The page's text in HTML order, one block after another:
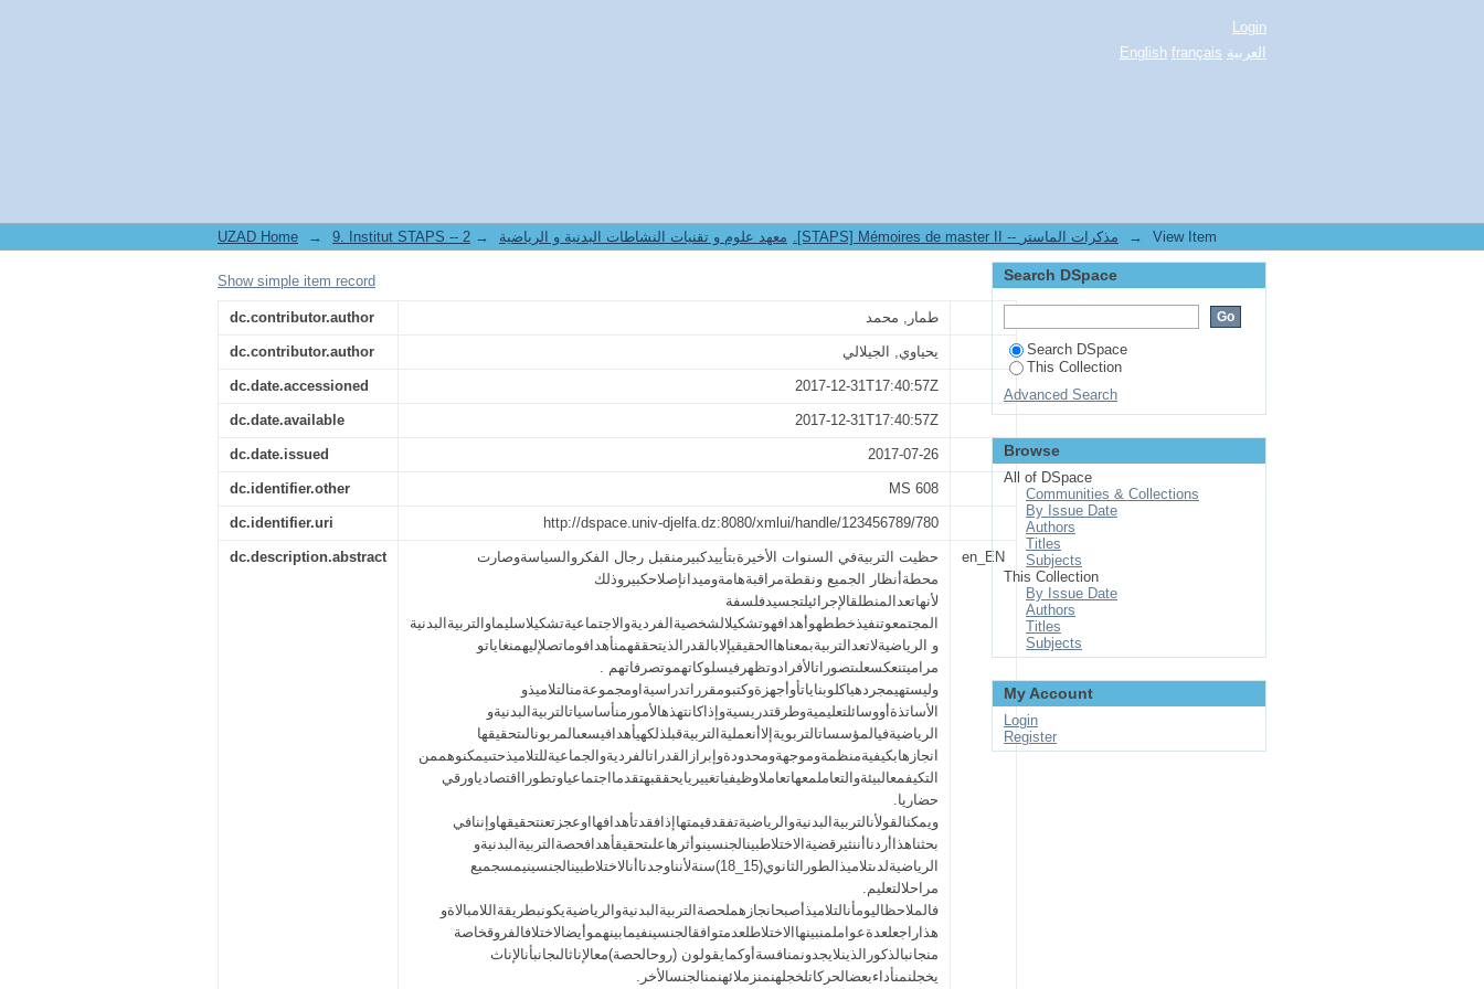
Login
English français العربية
UZAD Home → 9. Institut STAPS -- معهد علوم و تقنيات النشاطات البدنية و الرياضية → 2.[STAPS] Mémoires de master II -- مذكرات الماستر → View Item
Show simple item record
dc.contributor.author طمار, محمد
dc.contributor.author يحياوي, الجيلالي
dc.date.accessioned 2017-12-31T17:40:57Z
dc.date.available 2017-12-31T17:40:57Z
dc.date.issued 2017-07-26
dc.identifier.other MS 608
dc.identifier.uri http://dspace.univ-djelfa.dz:8080/xmlui/handle/123456789/780
dc.description.abstract
حظيت التربيةفي السنوات الأخيرةبتأييدكبيرمنقبل رجال الفكروالسياسةوصارت
محطةأنظار الجميع ونقطةمراقبةهامةوميدانإصلاحكبيروذلك
لأنهاتعدالمنطلقالإجرائيلتجسيدفلسفة
المجتمعوتنفيذخططهوأهدافهوتشكيلالشخصيةالفرديةوالاجتماعيةتشكيلاسليماوالتربيةالبدنية
و الرياضيةلاتعدالتربيةبمعناهاالحقيقيإلابالقدرالذيتحققهمنأهدافوماتصلإليهمنغاياتو
مراميتنعكسعلىتصوراتالأفرادوتظهرفيسلوكاتهموتصرفاتهم .
وليستهيمجردهياكلوبناياتأوأجهزةوكتبومقرراتدراسيةاومجموعةمنالتلاميذو
الأساتذةأووسائلتعليميةوطرقتدريسيةوإذاكانتهذهالأمورمنأساسياتالتربيةالبدنيةو
الرياضيةفيالمؤسساتالتربويةإلاأنعمليةالتربيةقبلذلكهيأهدافيسعىالمربونالىتحقيقها
انجازهابكيفيةمنظمةوموجهةومحدودةوإبرازالقدراتالفرديةوالجماعيةللتلاميذحتىيمكنوهممن
التكيفمعالبيئةوالتعاملمعهاتعاملاوظيفياتغييريايحققبهتقدمااجتماعياوتطورااقتصادياورقي
حضاريا.
ويمكنالقولأنالتربيةالبدنيةوالرياضيةتفقدقيمتهاإذافقدتأهدافهااوعجزتعنتحقيقهاوإننافي
بحثناهذاأردناأننثيرقضيةالاختلاطبينالجنسينوأثرهاعلىتحقيقأهدافحصةالتربيةالبدنيةو
الرياضيةلدىتلاميذالطورالثانوي(15_18)سنةلأنناوجدناأنالاختلاطبينالجنسينيمسجميع
مراحلالتعليم.
فالملاحظاليومأنالتلاميذأصبحانجازهملحصةالتربيةالبدنيةوالرياضيةيكونبطريقةاللامبالاةو
هذاراجعلعدةعواملمنبينهاالاختلاطلعدمتوافقالجنسينفيمابينهموأيضالاختلافالفروقخاصة
منجانبالذكورالذينلايجدونمنافسةأوكمايقولون (روحالحصة)معالإناثالىجانبأنالإناث
يخجلنمنأداءبعضالحركاتلخجلهنمنزملائهنمنالجنسالأخر.
en_EN
Search DSpace
Search DSpace
This Collection
Advanced Search
Browse
All of DSpace
Communities & Collections
By Issue Date
Authors
Titles
Subjects
This Collection
By Issue Date
Authors
Titles
Subjects
My Account
Login
Register